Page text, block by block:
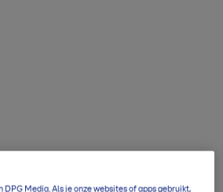
DPG Media. Als je onze websites of apps gebruikt,